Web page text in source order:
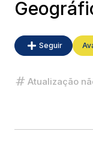
Seguir
Atualização